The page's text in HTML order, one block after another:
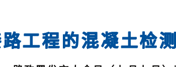
工程的混凝土检